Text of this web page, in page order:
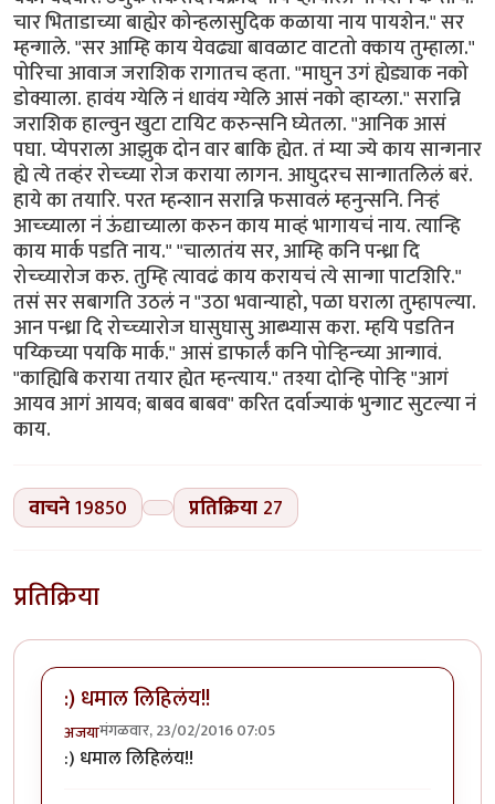
चार भिताडाच्या बाह्येर कोन्हलासुदिक कळाया नाय पायशेन." सर
म्हन्गाले. "सर आम्हि काय येवढ्या बावळाट वाटतो क्काय तुम्हाला.''
पोरिचा आवाज जराशिक रागातच व्हता. "माघुन उगं ह्येड्याक नको
डोक्याला. हावंय ग्येलि नं धावंय ग्येलि आसं नको व्हाय्ला.'' सरान्नि
जराशिक हाल्वुन खुटा टायिट करुन्सनि घ्येतला. ''आनिक आसं
पघा. प्येपराला आझुक दोन वार बाकि ह्येत. तं म्या ज्ये काय सान्गनार
ह्ये त्ये तव्हंर रोच्च्या रोज कराया लागन. आघुदरच सान्गातलिलं बरं.
हाये का तयारि. परत म्हन्शान सरान्नि फसावलं म्हनुन्सनि. निर्‍हं
आच्च्याला नं ऊंद्याच्याला करुन काय माव्हं भागायचं नाय. त्यान्हि
काय मार्क पडति नाय." "चालातंय सर, आम्हि कनि पन्ध्रा दि
रोच्च्यारोज करु. तुम्हि त्यावढं काय करायचं त्ये सान्गा पाटशिरि."
तसं सर सबागति उठलं न "उठा भवान्याहो, पळा घराला तुम्हापल्या.
आन पन्ध्रा दि रोच्च्यारोज घासुघासु आब्भ्यास करा. म्हयि पडतिन
पय्किच्या पयकि मार्क." आसं डाफार्लं कनि पोर्‍हिन्च्या आन्गावं.
"काह्यिबि कराया तयार ह्येत म्हन्त्याय." तश्या दोन्हि पोर्‍हि "आगं
आयव आगं आयव; बाबव बाबव" करित दर्वाज्याकं भुन्गाट सुटल्या नं
काय.
वाचने19850 प्रतिक्रिया 27
प्रतिक्रिया
:) धमाल लिहिलंय!!
अजयामंगळवार, 23/02/2016 07:05
:) धमाल लिहिलंय!!